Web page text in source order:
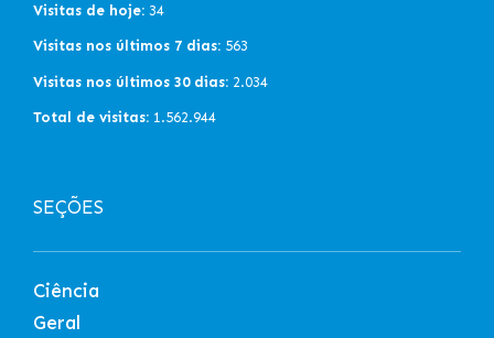
Visitas de hoje: 34
Visitas nos últimos 7 dias: 563
Visitas nos últimos 30 dias: 2.034
Total de visitas: 1.562.944
SEÇÕES
Ciência
Geral